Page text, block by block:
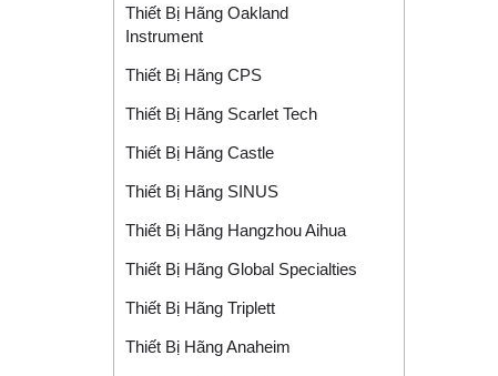
Thiết Bị Hãng Oakland
Instrument
Thiết Bị Hãng CPS
Thiết Bị Hãng Scarlet Tech
Thiết Bị Hãng Castle
Thiết Bị Hãng SINUS
Thiết Bị Hãng Hangzhou Aihua
Thiết Bị Hãng Global Specialties
Thiết Bị Hãng Triplett
Thiết Bị Hãng Anaheim